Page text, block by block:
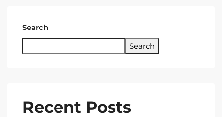
Search
Search
Recent Posts